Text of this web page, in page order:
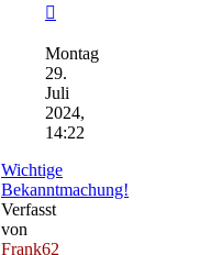
Beitrag
Montag
29.
Juli
2024,
14:22
Wichtige
Bekanntmachung!
Verfasst
von
Frank62